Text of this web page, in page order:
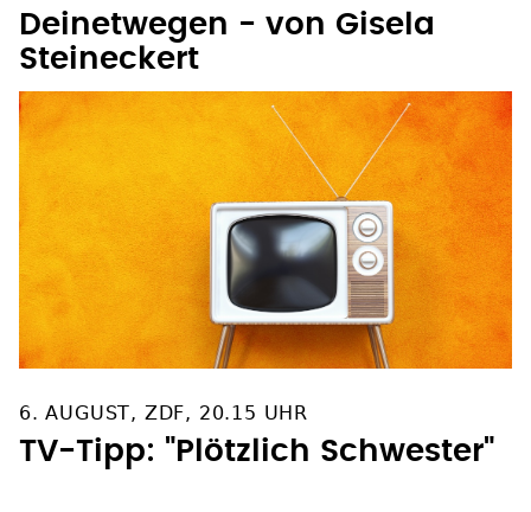
Deinetwegen - von Gisela
Steineckert
6. AUGUST, ZDF, 20.15 UHR
TV-Tipp: "Plötzlich Schwester"